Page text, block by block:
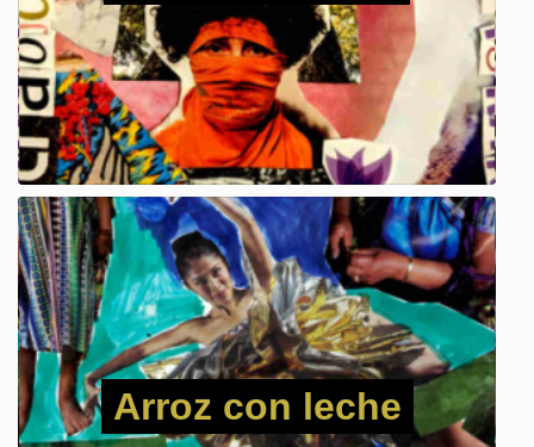
Arroz con leche